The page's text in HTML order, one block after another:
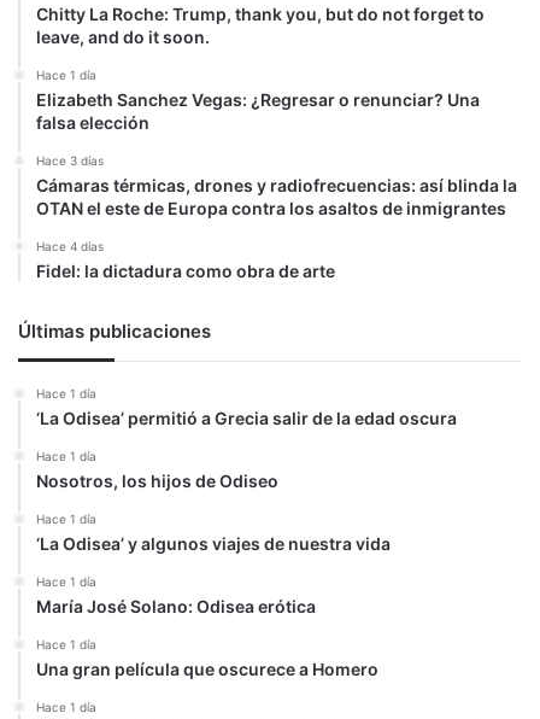
Chitty La Roche: Trump, thank you, but do not forget to
leave, and do it soon.
Hace 1 día
Elizabeth Sanchez Vegas: ¿Regresar o renunciar? Una
falsa elección
Hace 3 días
Cámaras térmicas, drones y radiofrecuencias: así blinda la
OTAN el este de Europa contra los asaltos de inmigrantes
Hace 4 días
Fidel: la dictadura como obra de arte
Últimas publicaciones
Hace 1 día
‘La Odisea’ permitió a Grecia salir de la edad oscura
Hace 1 día
Nosotros, los hijos de Odiseo
Hace 1 día
‘La Odisea’ y algunos viajes de nuestra vida
Hace 1 día
María José Solano: Odisea erótica
Hace 1 día
Una gran película que oscurece a Homero
Hace 1 día